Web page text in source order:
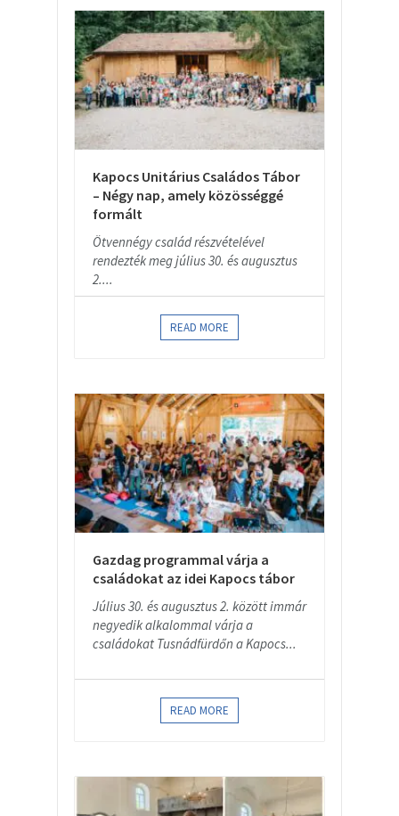
Kapocs Unitárius Családos Tábor
– Négy nap, amely közösséggé
formált
Ötvennégy család részvételével
rendezték meg július 30. és augusztus
2....
READ MORE
Gazdag programmal várja a
családokat az idei Kapocs tábor
Július 30. és augusztus 2. között immár
negyedik alkalommal várja a
családokat Tusnádfürdőn a Kapocs...
READ MORE